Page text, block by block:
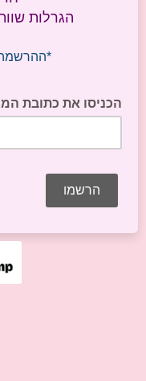
הגרלות
*ההרשמה
הכניסו את כתובת